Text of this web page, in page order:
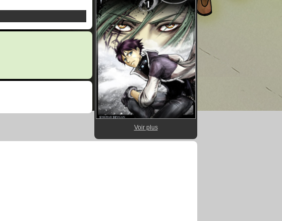
Voir plus